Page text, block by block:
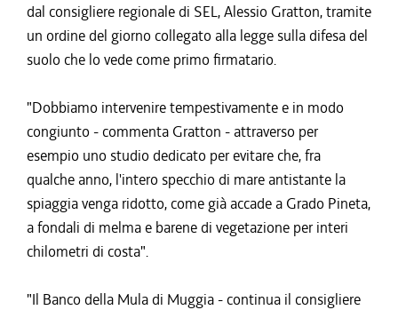
dal consigliere regionale di SEL, Alessio Gratton, tramite
un ordine del giorno collegato alla legge sulla difesa del
suolo che lo vede come primo firmatario.
"Dobbiamo intervenire tempestivamente e in modo
congiunto - commenta Gratton - attraverso per
esempio uno studio dedicato per evitare che, fra
qualche anno, l'intero specchio di mare antistante la
spiaggia venga ridotto, come già accade a Grado Pineta,
a fondali di melma e barene di vegetazione per interi
chilometri di costa".
"Il Banco della Mula di Muggia - continua il consigliere